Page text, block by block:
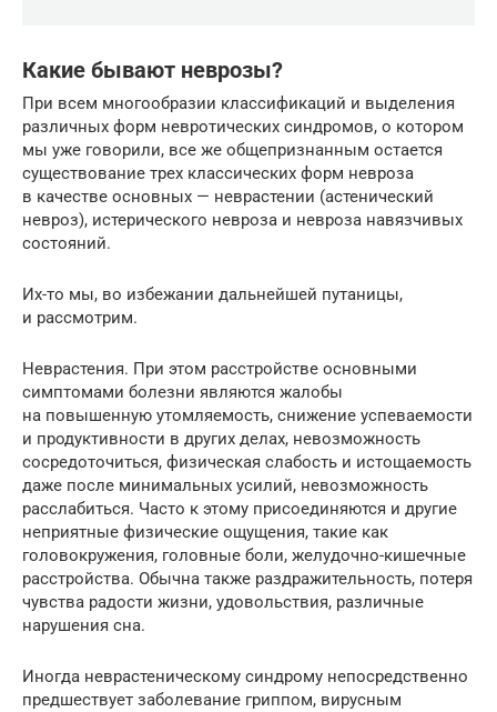
Какие бывают неврозы?
При всем многообразии классификаций и выделения
различных форм невротических синдромов, о котором
мы уже говорили, все же общепризнанным остается
существование трех классических форм невроза
в качестве основных — неврастении (астенический
невроз), истерического невроза и невроза навязчивых
состояний.
Их-то мы, во избежании дальнейшей путаницы,
и рассмотрим.
Неврастения. При этом расстройстве основными
симптомами болезни являются жалобы
на повышенную утомляемость, снижение успеваемости
и продуктивности в других делах, невозможность
сосредоточиться, физическая слабость и истощаемость
даже после минимальных усилий, невозможность
расслабиться. Часто к этому присоединяются и другие
неприятные физические ощущения, такие как
головокружения, головные боли, желудочно-кишечные
расстройства. Обычна также раздражительность, потеря
чувства радости жизни, удовольствия, различные
нарушения сна.
Иногда неврастеническому синдрому непосредственно
предшествует заболевание гриппом, вирусным